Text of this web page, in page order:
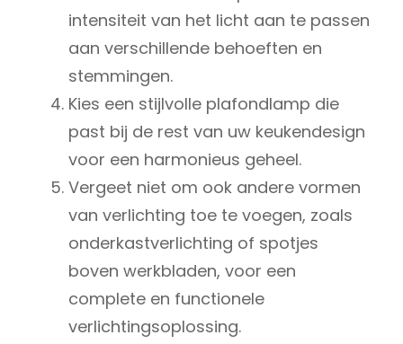
intensiteit van het licht aan te passen
aan verschillende behoeften en
stemmingen.
Kies een stijlvolle plafondlamp die
past bij de rest van uw keukendesign
voor een harmonieus geheel.
Vergeet niet om ook andere vormen
van verlichting toe te voegen, zoals
onderkastverlichting of spotjes
boven werkbladen, voor een
complete en functionele
verlichtingsoplossing.